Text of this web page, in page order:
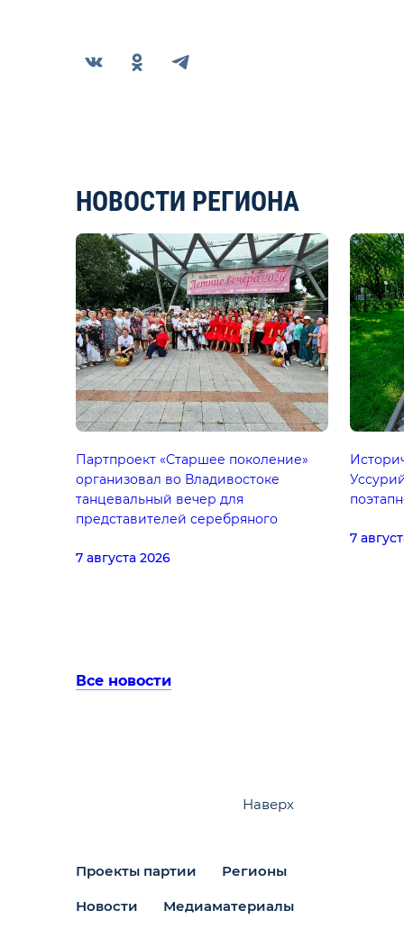
НОВОСТИ РЕГИОНА
Партпроект «Старшее поколение»
организовал во Владивостоке
танцевальный вечер для
представителей серебряного
7 августа 2026
7
Все новости
Проекты партии Регионы
Новости Медиаматериалы
Наверх